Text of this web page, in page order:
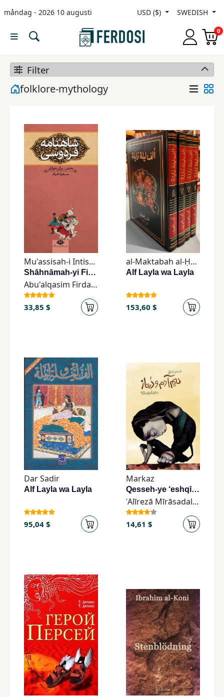
måndag - 2026 10 augusti USD ($) SWEDISH
0
Menu
Språk
Facklitteratur
Mellanösternstudier
Läroböcker
Ferdosi
Filter
folklore-mythology
Mu'assisah-i Intisharat-i Nigah
Shāhnāmah-yi Firdawsī
Abu'alqasim Firdawsi
33,85 $
al-Maktabah al-Ḥadīthah lil-Ṭibāʻah wa-al-Nashr
Alf Layla wa Layla
153,60 $
Dar Sadir
Alf Layla wa Layla
95,04 $
Markaz
Qesseh-ye ‘eshqī-ye nīm-ādam va Darnāz
ʿAlīrezā Mīrāsadallāh
14,61 $